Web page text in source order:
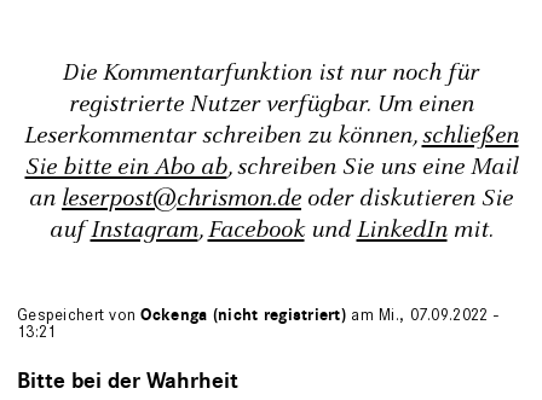
Die Kommentarfunktion ist nur noch für
registrierte Nutzer verfügbar. Um einen
Leserkommentar schreiben zu können,schließen
Sie bitte ein Abo ab, schreiben Sie uns eine Mail
an leserpost@chrismon.de oder diskutieren Sie
aufInstagram,FacebookundLinkedInmit.
Gespeichert vonOckenga (nicht registriert) am Mi., 07.09.2022 -
13:21
Bitte bei der Wahrheit